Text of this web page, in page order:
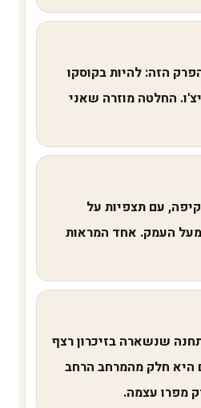
הזה: להיות בקוסקו
החלטה מוזרה שאני
עם תצפיות על
העמק. אחד המראות
שנשארה בזיכרון רצף
היא חלק מהמרחב הרחב
מפרו עצמה.